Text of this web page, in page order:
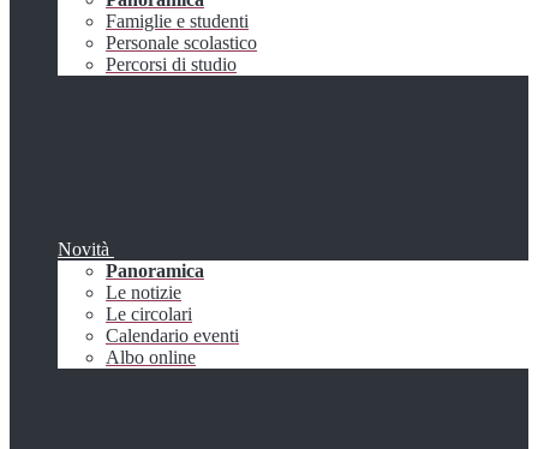
Famiglie e studenti
Personale scolastico
Percorsi di studio
Novità
Panoramica
Le notizie
Le circolari
Calendario eventi
Albo online